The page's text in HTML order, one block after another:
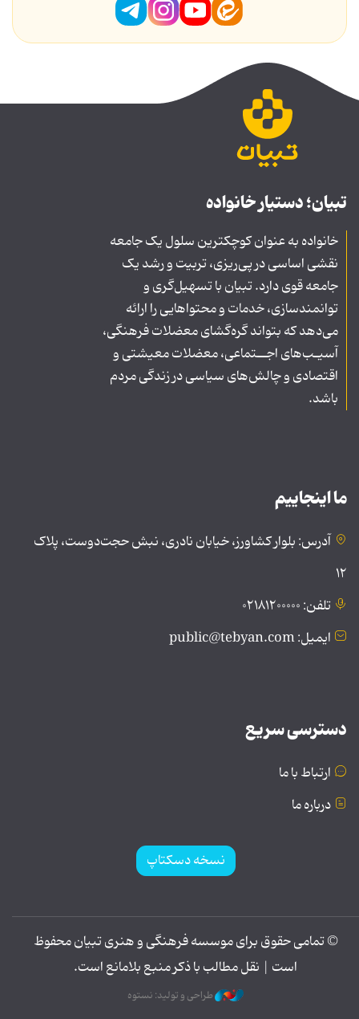
تبیان؛ دستیار خانواده
خانواده به عنوان کوچکترین سلول یک جامعه
نقشی اساسی در پی‌ریزی، تربیت و رشد یک
جامعه قوی دارد. تبیان با تسهیل‌گری و
توانمندسازی، خدمات و محتواهایی را ارائه
می‌دهد که بتواند گره‌گشای معضلات فرهنگی،
آسیـب‌های اجــتماعی، معضلات معیشتی و
اقتصادی و چالش‌های سیاسی در زندگی مردم
باشد.
ما اینجاییم
آدرس: بلوار کشاورز، خیابان نادری، نبش حجت‌دوست، پلاک
۱۲
تلفن: ۰۲۱۸۱۲۰۰۰۰۰
ایمیل: public@tebyan.com
دسترسی سریع
ارتباط با ما
درباره ما
نسخه دسکتاپ
© تمامی حقوق برای موسسه فرهنگی و هنری تبیان محفوظ
است | نقل مطالب با ذکر منبع بلامانع است.
طراحی و تولید: نستوه